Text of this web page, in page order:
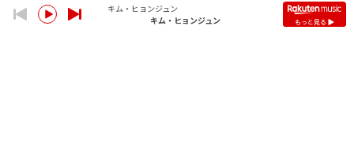
キム・ヒョンジュン
キム・ヒョンジュン
もっと見る